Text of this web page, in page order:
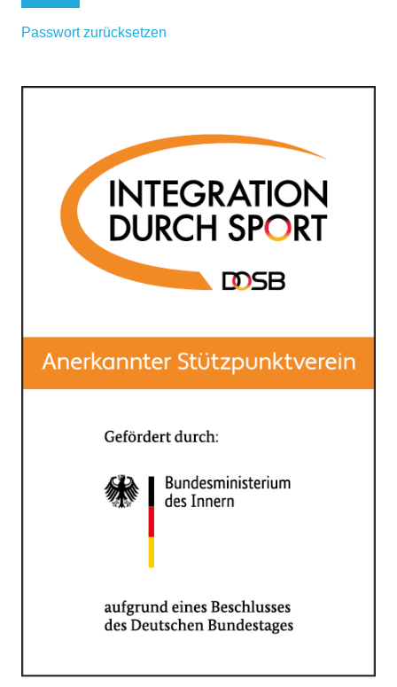
Passwort zurücksetzen